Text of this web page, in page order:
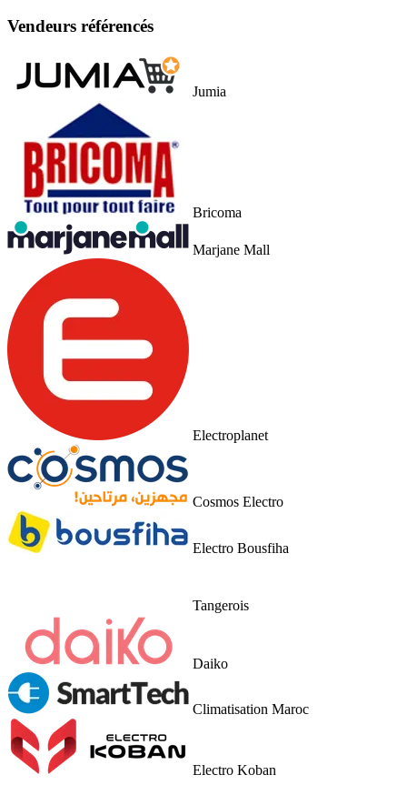
Vendeurs référencés
Jumia
Bricoma
Marjane Mall
Electroplanet
Cosmos Electro
Electro Bousfiha
Tangerois
Daiko
Climatisation Maroc
Electro Koban